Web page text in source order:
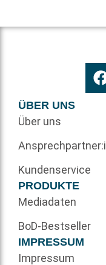
ÜBER UNS
Über uns
Kundenservice
PRODUKTE
Mediadaten
BoD-Bestseller
IMPRESSUM
Impressum